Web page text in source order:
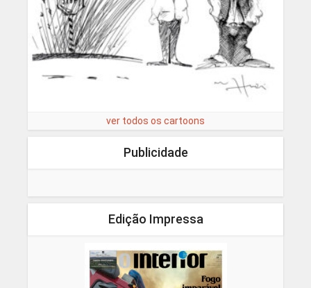
ver todos os cartoons
Publicidade
Edição Impressa